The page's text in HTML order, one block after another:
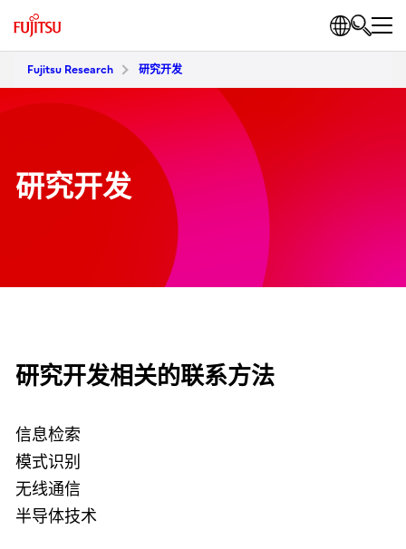
Fujitsu Research 研究开发
研究开发
研究开发相关的联系方法
信息检索
模式识别
无线通信
半导体技术